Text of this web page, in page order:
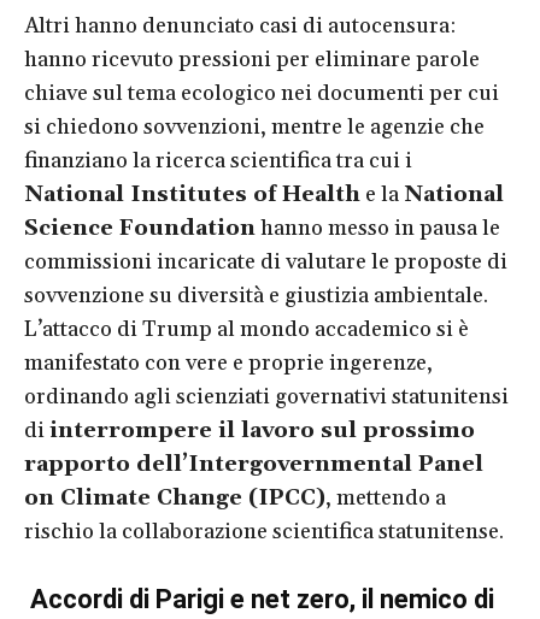
Altri hanno denunciato casi di autocensura:
hanno ricevuto pressioni per eliminare parole
chiave sul tema ecologico nei documenti per cui
si chiedono sovvenzioni, mentre le agenzie che
finanziano la ricerca scientifica tra cui i
National Institutes of Health e la National
Science Foundationhanno messo in pausa le
commissioni incaricate di valutare le proposte di
sovvenzione su diversità e giustizia ambientale.
L’attacco di Trump al mondo accademico si è
manifestato con vere e proprie ingerenze,
ordinando agli scienziati governativi statunitensi
diinterrompere il lavoro sul prossimo
rapporto dell’Intergovernmental Panel
on Climate Change (IPCC), mettendo a
rischio la collaborazione scientifica statunitense.
Accordi di Parigi e net zero, il nemico di